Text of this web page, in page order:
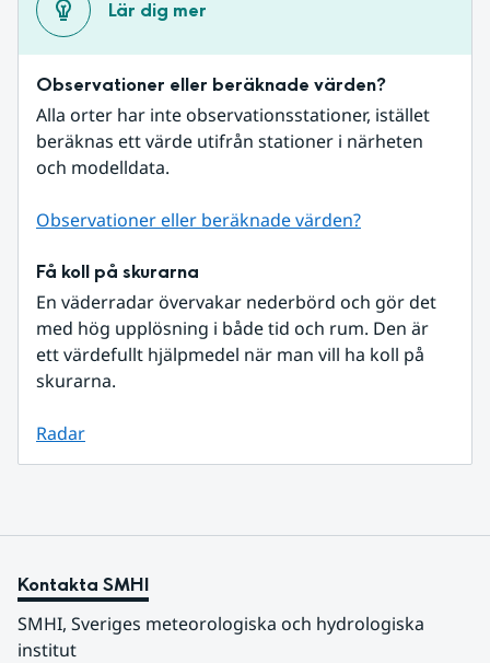
Lär dig mer
Observationer eller beräknade värden?
Alla orter har inte observationsstationer, istället
beräknas ett värde utifrån stationer i närheten
och modelldata.
Observationer eller beräknade värden?
Få koll på skurarna
En väderradar övervakar nederbörd och gör det
med hög upplösning i både tid och rum. Den är
ett värdefullt hjälpmedel när man vill ha koll på
skurarna.
Radar
Kontakta SMHI
SMHI, Sveriges meteorologiska och hydrologiska
institut